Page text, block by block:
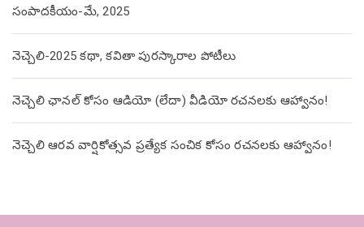
సంపాదకీయం-మే, 2025
నెచ్చెలి-2025 కథా, కవితా పురస్కారాల పోటీలు
నెచ్చెలి ఛానల్ కోసం ఆడియో (లేదా) వీడియో రచనలకు ఆహ్వానం!
నెచ్చెలి ఆరవ వార్షికోత్సవ ప్రత్యేక సంచిక కోసం రచనలకు ఆహ్వానం!